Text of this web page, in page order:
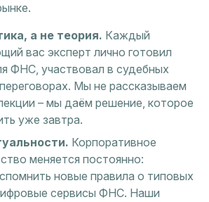
а не теория. Каждый
вас эксперт лично готовил
ФНС, участвовал в судебных
Мы не рассказываем
– мы даём решение, которое
уже завтра.
Корпоративное
меняется постоянно:
новые правила о типовых
сервисы ФНС. Наши